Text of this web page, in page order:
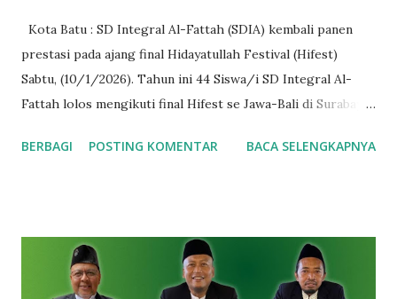
Kota Batu : SD Integral Al-Fattah (SDIA) kembali panen
prestasi pada ajang final Hidayatullah Festival (Hifest)
Sabtu, (10/1/2026). Tahun ini 44 Siswa/i SD Integral Al-
Fattah lolos mengikuti final Hifest se Jawa-Bali di Surabaya.
Matematika, IPA, IPS, PAI, sampai Bahasa (Inggris dan Arab).
Ustadz, dan 4 Ustadzah. Usaha tidak menghianati hasil,
alhamdulillah atas izin Allah Siswa/i SDIA panen 25 medali
BERBAGI POSTING KOMENTAR BACA SELENGKAPNYA